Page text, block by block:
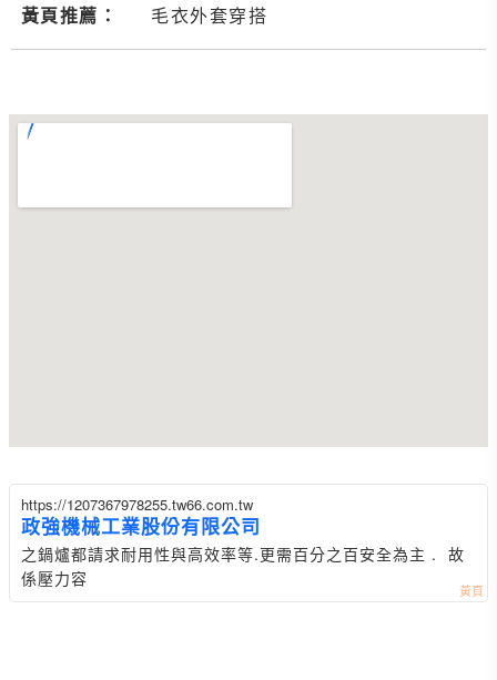
黃頁推薦： 毛衣外套穿搭
https://1207367978255.tw66.com.tw
政強機械工業股份有限公司
之鍋爐都請求耐用性與高效率等.更需百分之百安全為主 . 故
係壓力容